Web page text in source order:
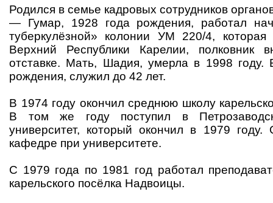
Родился в семье кадровых сотрудников
— Гумар, 1928 года рождения, работал
туберкулёзной» колонии УМ 220/4, которая
Верхний Республики Карелии, полковник
отставке. Мать, Шадия, умерла в 1998 году.
рождения, служил до 42 лет.
В 1974 году окончил среднюю школу
В том же году поступил в
университет, который окончил в 1979
кафедре при университете.
С 1979 года по 1981 год работал
карельского посёлка Надвоицы.